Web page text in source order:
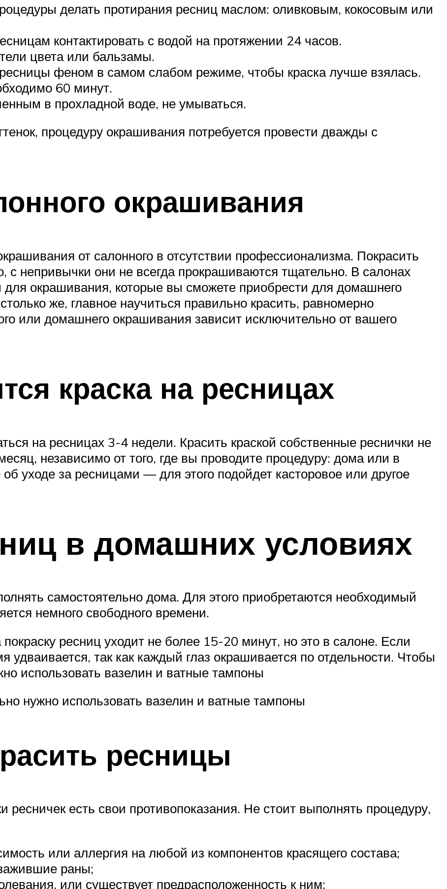
делать протирания ресниц маслом: оливковым, кокосовым или
контактировать с водой на протяжении 24 часов.
цвета или бальзамы.
феном в самом слабом режиме, чтобы краска лучше взялась.
60 минут.
в прохладной воде, не умываться.
процедуру окрашивания потребуется провести дважды с
окрашивания
от салонного в отсутствии профессионализма. Покрасить
с непривычки они не всегда прокрашиваются тщательно. В салонах
для окрашивания, которые вы сможете приобрести для домашнего
же, главное научиться правильно красить, равномерно
или домашнего окрашивания зависит исключительно от вашего
краска на ресницах
на ресницах 3-4 недели. Красить краской собственные реснички не
независимо от того, где вы проводите процедуру: дома или в
уходе за ресницами — для этого подойдет касторовое или другое
в домашних условиях
самостоятельно дома. Для этого приобретаются необходимый
немного свободного времени.
ресниц уходит не более 15-20 минут, но это в салоне. Если
удваивается, так как каждый глаз окрашивается по отдельности. Чтобы
использовать вазелин и ватные тампоны
нужно использовать вазелин и ватные тампоны
ресницы
ресничек есть свои противопоказания. Не стоит выполнять процедуру,
или аллергия на любой из компонентов красящего состава;
раны;
или существует предрасположенность к ним;